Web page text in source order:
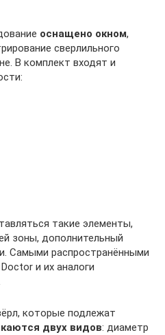
оснащено окном,
сверлильного
В комплект входят и
такие элементы,
зоны, дополнительный
Самыми распространёнными
и их аналоги
которые подлежат
двух видов: диаметр